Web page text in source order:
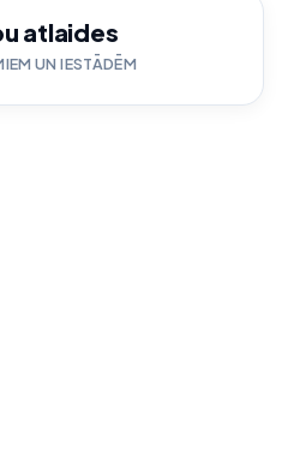
atlaides
UN IESTĀDĒM